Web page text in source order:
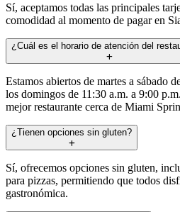
Sí, aceptamos todas las principales
comodidad al momento de pagar en
¿Cuál es el horario de atención del
Estamos abiertos de martes a sábado
los domingos de 11:30 a.m. a 9:00
mejor restaurante cerca de Miami
¿Tienen opciones sin gluten?
Sí, ofrecemos opciones sin gluten,
para pizzas, permitiendo que todos
gastronómica.